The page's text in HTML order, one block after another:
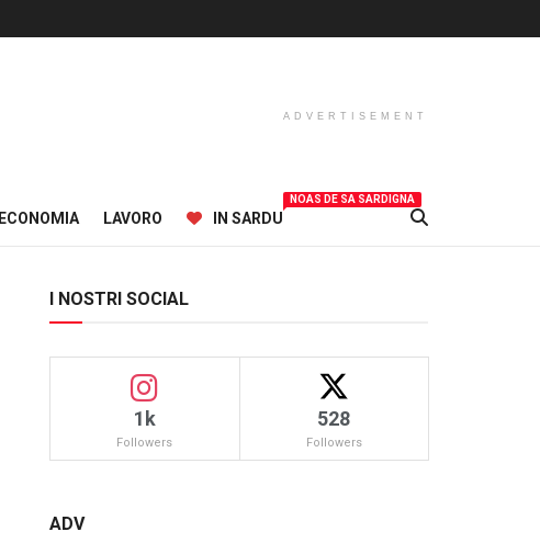
ADVERTISEMENT
ECONOMIA LAVORO IN SARDU
NOAS DE SA SARDIGNA
I NOSTRI SOCIAL
1k
Followers
528
Followers
ADV